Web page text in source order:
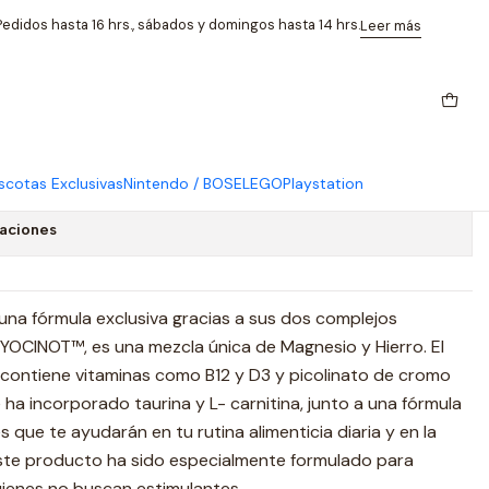
ExclusivasNintendo / BOSELEGOPlaystation
hasta 16 hrs., sábados y domingos hasta 14 hrs.Leer más
fórmula exclusiva gracias a sus dos complejos
es una mezcla única de Magnesio y Hierro. El
vitaminas como B12 y D3 y picolinato de cromo
ha incorporado taurina y L- carnitina, junto a una fórmula
que te ayudarán en tu rutina alimenticia diaria y en la
producto ha sido especialmente formulado para